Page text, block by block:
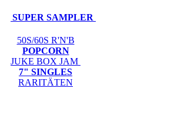
SUPER SAMPLER
50S/60S R'N'B
POPCORN
JUKE BOX JAM
7" SINGLES
RARITÄTEN